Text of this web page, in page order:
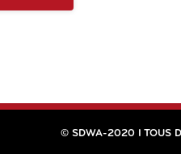
© SDWA-2020 I TOUS